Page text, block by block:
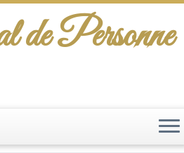
de Personne